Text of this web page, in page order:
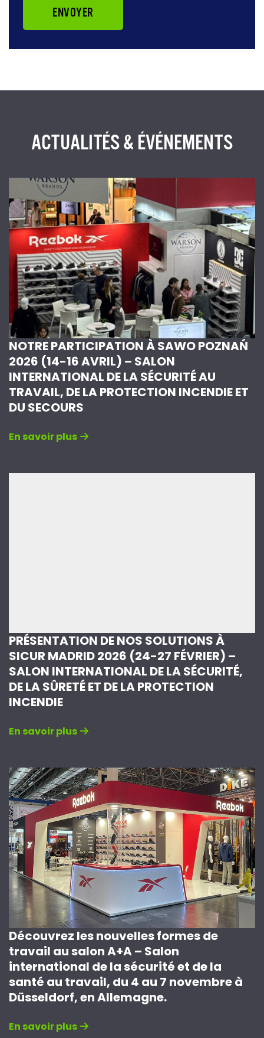
ENVOYER
ACTUALITÉS & ÉVÉNEMENTS
NOTRE PARTICIPATION À SAWO POZNAŃ
2026 (14-16 AVRIL) – SALON
INTERNATIONAL DE LA SÉCURITÉ AU
TRAVAIL, DE LA PROTECTION INCENDIE ET
DU SECOURS
En savoir plus
PRÉSENTATION DE NOS SOLUTIONS À
SICUR MADRID 2026 (24-27 FÉVRIER) –
SALON INTERNATIONAL DE LA SÉCURITÉ,
DE LA SÛRETÉ ET DE LA PROTECTION
INCENDIE
En savoir plus
Découvrez les nouvelles formes de
travail au salon A+A – Salon
international de la sécurité et de la
santé au travail, du 4 au 7 novembre à
Düsseldorf, en Allemagne.
En savoir plus